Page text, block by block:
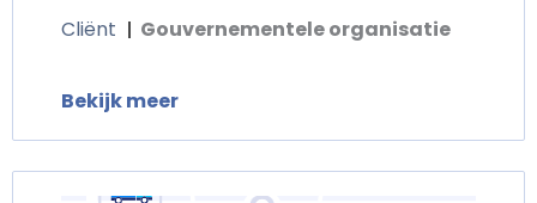
Cliënt
Gouvernementele organisatie
Bekijk meer